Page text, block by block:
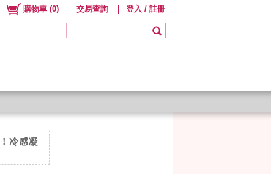
購物車 (0) 交易查詢 登入 / 註冊
冷感凝